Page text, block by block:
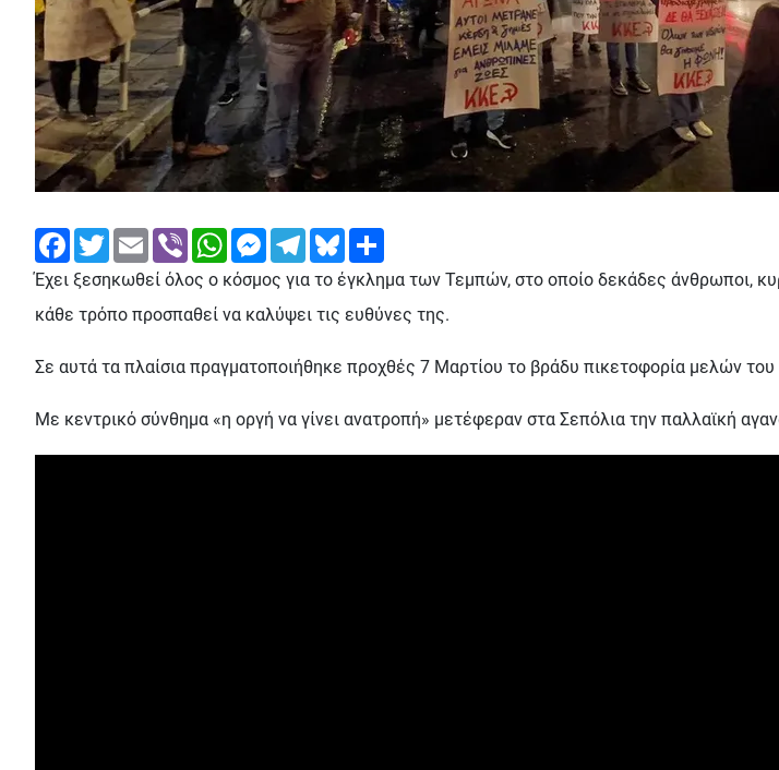
FacebookTwitterEmail Viber WhatsAppMessengerTelegramBluesky
Έχει ξεσηκωθεί όλος ο κόσμος για το έγκλημα των Τεμπών, στο οποίο δεκάδες άνθρωποι,
κάθε τρόπο προσπαθεί να καλύψει τις ευθύνες της.
Σε αυτά τα πλαίσια πραγματοποιήθηκε προχθές 7 Μαρτίου το βράδυ πικετοφορία μελών
Με κεντρικό σύνθημα «η οργή να γίνει ανατροπή» μετέφεραν στα Σεπόλια την παλλαϊκή